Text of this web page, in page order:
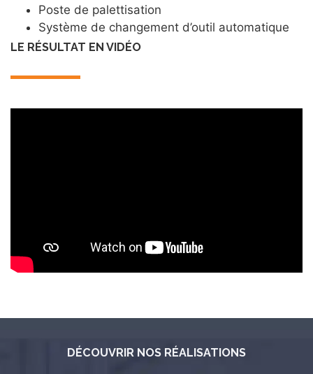
Poste de palettisation
Système de changement d’outil automatique
LE RÉSULTAT EN VIDÉO
DÉCOUVRIR NOS RÉALISATIONS